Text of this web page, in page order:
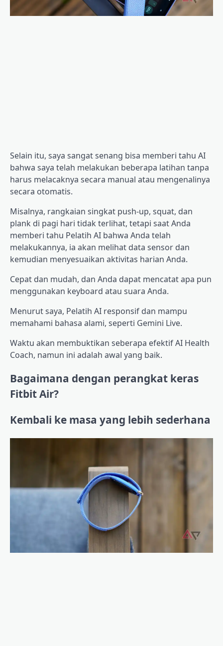
Selain itu, saya sangat senang bisa memberi tahu AI
bahwa saya telah melakukan beberapa latihan tanpa
harus melacaknya secara manual atau mengenalinya
secara otomatis.
Misalnya, rangkaian singkat push-up, squat, dan
plank di pagi hari tidak terlihat, tetapi saat Anda
memberi tahu Pelatih AI bahwa Anda telah
melakukannya, ia akan melihat data sensor dan
kemudian menyesuaikan aktivitas harian Anda.
Cepat dan mudah, dan Anda dapat mencatat apa pun
menggunakan keyboard atau suara Anda.
Menurut saya, Pelatih AI responsif dan mampu
memahami bahasa alami, seperti Gemini Live.
Waktu akan membuktikan seberapa efektif AI Health
Coach, namun ini adalah awal yang baik.
Bagaimana dengan perangkat keras
Fitbit Air?
Kembali ke masa yang lebih sederhana